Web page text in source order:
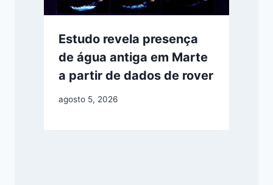
Estudo revela presença
de água antiga em Marte
a partir de dados de rover
agosto 5, 2026